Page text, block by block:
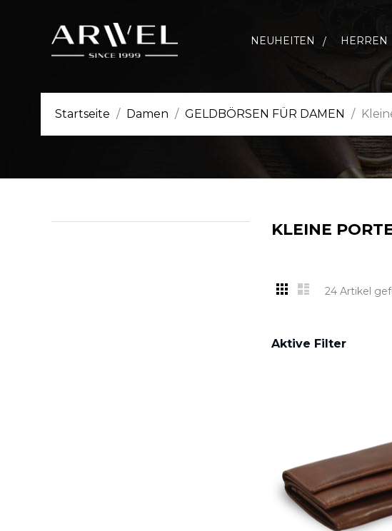
NEUHEITEN HERREN
Startseite Damen GELDBÖRSEN FÜR DAMEN
KLEINE
24 Artikel
Aktive Filter